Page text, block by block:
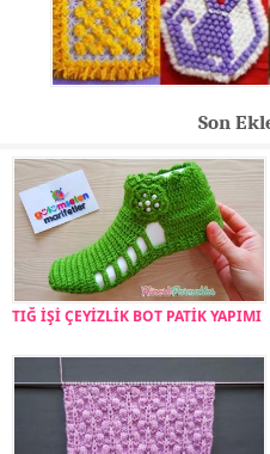
Son
TIĞ İŞİ ÇEYİZLİK BOT PATİK YAPIMI